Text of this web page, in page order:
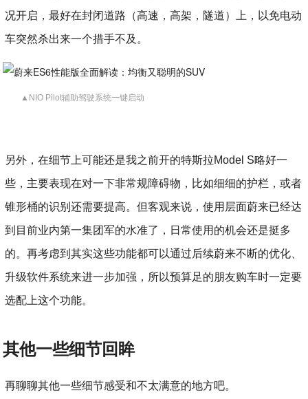
况开启，最好在封闭道路（高速，高架，隧道）上，以免电动
车突然杀出来一个措手不及。
▲NIO Pilot辅助驾驶系统一键启动
另外，在细节上可能还是我之前开的特斯拉Model S略好一
些，主要表现在对一下非常规障碍物，比如细细的护栏，或者
锥形桶的识别还需要提高。但客观来说，使用层面蔚来已经达
到目前业内第一集团军的水准了，日常使用的机会还是挺多
的。再考虑到其实这些功能都可以通过后续蔚来不断的优化、
升级软件系统来进一步加强，所以预算足的朋友购车时一定要
选配上这个功能。
其他一些细节回眸
再聊聊其他一些细节感受和不太满意的地方吧。